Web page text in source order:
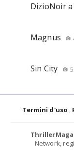
DizioNoir
Magnus
Sin City 5
Termini d'uso
Network,